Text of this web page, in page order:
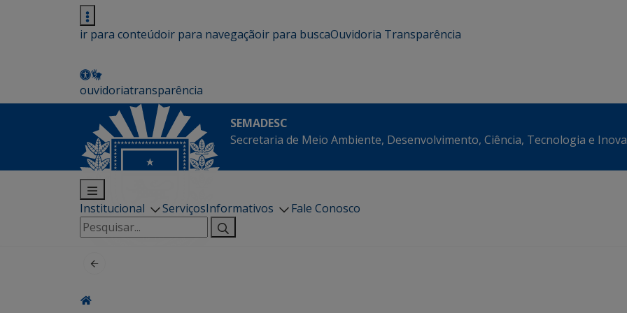
ir para conteúdoir para navegaçãoir para buscaOuvidoria Transparência
ouvidoriatransparência
SEMADESC
Secretaria de Meio Ambiente, Desenvolvimento, Ciência, Tecnologia e
Institucional ServiçosInformativos
Fale Conosco
Pesquisar
por: